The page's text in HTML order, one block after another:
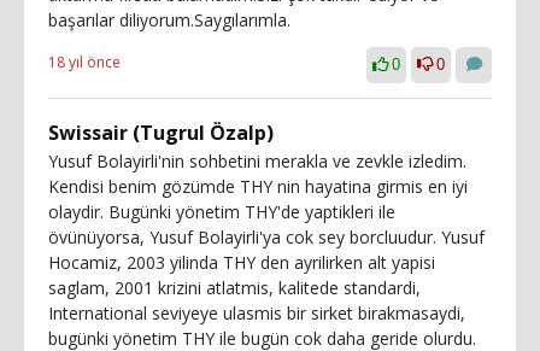
başarılar diliyorum.Saygılarımla.
18 yıl önce 0 0
Swissair (Tugrul Özalp)
Yusuf Bolayirli'nin sohbetini merakla ve zevkle izledim.
Kendisi benim gözümde THY nin hayatina girmis en iyi
olaydir. Bugünki yönetim THY'de yaptikleri ile
övünüyorsa, Yusuf Bolayirli'ya cok sey borcluudur. Yusuf
Hocamiz, 2003 yilinda THY den ayrilirken alt yapisi
saglam, 2001 krizini atlatmis, kalitede standardi,
International seviyeye ulasmis bir sirket birakmasaydi,
bugünki yönetim THY ile bugün cok daha geride olurdu.